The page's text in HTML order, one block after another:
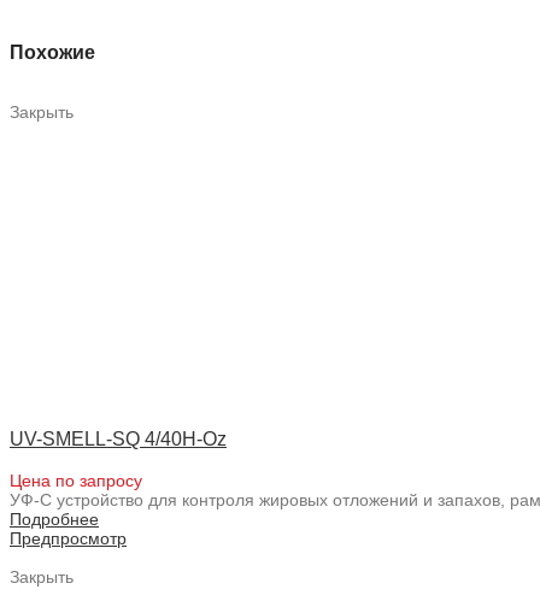
Похожие
Закрыть
UV-SMELL-SQ 4/40H-Oz
Цена по запросу
УФ-С устройство для контроля жировых отложений и запахов,
Подробнее
Предпросмотр
Закрыть